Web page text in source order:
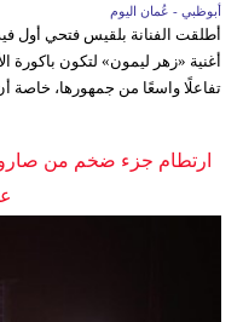
أبوظبي - عُمان اليوم
أطلقت الفنانة بلقيس فتحي أول
أغنية «زهر ليمون» لتكون باكورة
تفاعلًا واسعًا من جمهورها، خاصة
ارتطام جزء ضخم من